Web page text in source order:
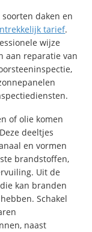
daken en
tarief.
wijze
aan reparatie van
of olie komen
deeltjes
en vormen
brandstoffen,
Uit de
kan branden
Schakel
naast